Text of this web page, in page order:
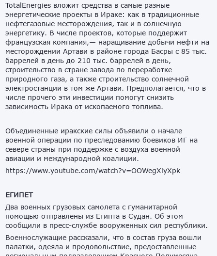
TotalEnergies вложит средства в самые разные
энергетические проекты в Ираке: как в традиционные
нефтегазовые месторождения, так и в солнечную
энергетику. В числе проектов, которые поддержит
французская компания,— наращивание добычи нефти на
месторождении Артави в районе города Басры с 85 тыс.
баррелей в день до 210 тыс. баррелей в день,
строительство в стране завода по переработке
природного газа, а также строительство солнечной
электростанции в том же Артави. Предполагается, что в
числе прочего эти инвестиции помогут снизить
зависимость Ирака от ископаемого топлива.
Объединенные иракские силы объявили о начале
военной операции по преследованию боевиков ИГ на
севере страны при поддержке с воздуха военной
авиации и международной коалиции.
https://www.youtube.com/watch?v=OOWegXlyXpk
ЕГИПЕТ
Два военных грузовых самолета с гуманитарной
помощью отправлены из Египта в Судан. Об этом
сообщили в пресс-службе вооруженных сил республики.
Военнослужащие рассказали, что в состав груза вошли
палатки, одеяла и продовольствие, предоставленные